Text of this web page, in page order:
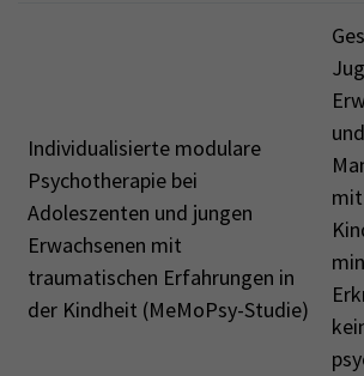
Individualisierte modulare
Psychotherapie bei
Adoleszenten und jungen
Erwachsenen mit
traumatischen Erfahrungen in
der Kindheit (MeMoPsy-Studie)